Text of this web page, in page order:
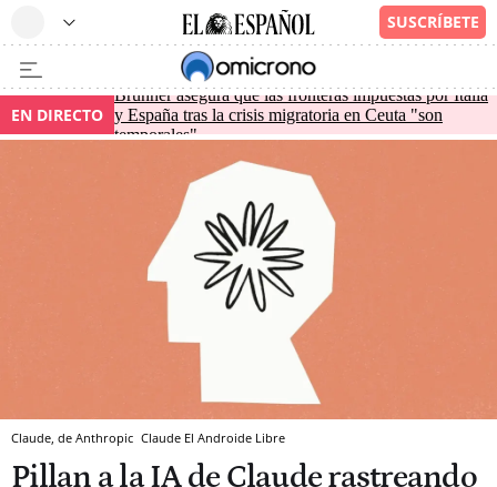
EN DIRECTO
Brunner asegura que las fronteras impuestas por Italia
y España tras la crisis migratoria en Ceuta "son
temporales"
Claude, de Anthropic Claude El Androide Libre
Pillan a la IA de Claude rastreando